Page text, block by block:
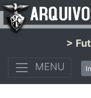
>
MENU